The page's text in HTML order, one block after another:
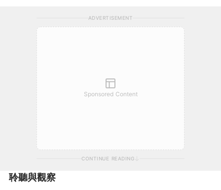
ADVERTISEMENT
Sponsored Content
CONTINUE READING
聆聽與觀察